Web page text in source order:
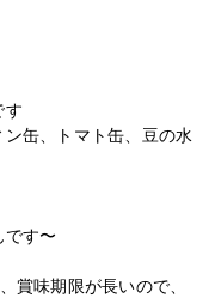
す
缶、トマト缶、豆の水
す〜
味期限が長いので、